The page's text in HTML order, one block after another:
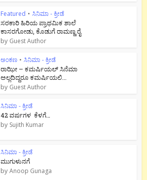
Featured • ಸಿನಿಮಾ - ಕ್ರೀಡೆ
ಸರಕಾರಿ ಹಿರಿಯ ಪ್ರಾಥಮಿಕ ಶಾಲೆ
ಕಾಸರಗೋಡು, ಕೊಡುಗೆ ರಾಮಣ್ಣ ರೈ
by Guest Author
ಅಂಕಣ • ಸಿನಿಮಾ - ಕ್ರೀಡೆ
ರಾಝೀ – ಕಮರ್ಷಿಯಲ್ ಸಿನೆಮಾ
ಅಲ್ಲದಿದ್ದರೂ ಕಮರ್ಷಿಯಲಿ...
by Guest Author
ಸಿನಿಮಾ - ಕ್ರೀಡೆ
42 ವರ್ಷಗಳ ಕೆಳಗೆ…
by Sujith Kumar
ಸಿನಿಮಾ - ಕ್ರೀಡೆ
ಮುಗುಳುನಗೆ
byAnoop Gunaga